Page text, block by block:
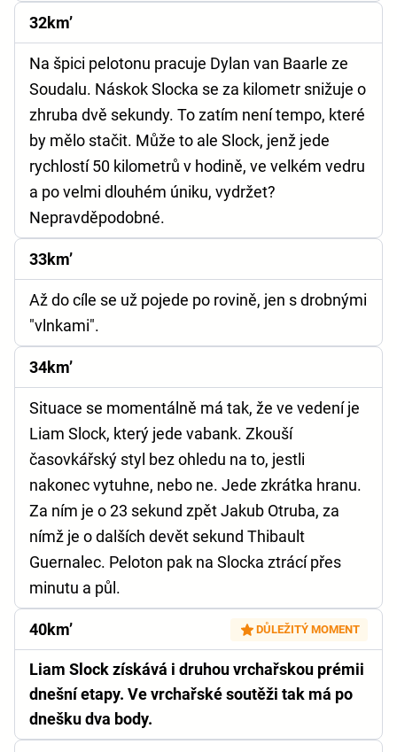
32km’
Na špici pelotonu pracuje Dylan van Baarle ze
Soudalu. Náskok Slocka se za kilometr snižuje o
zhruba dvě sekundy. To zatím není tempo, které
by mělo stačit. Může to ale Slock, jenž jede
rychlostí 50 kilometrů v hodině, ve velkém vedru
a po velmi dlouhém úniku, vydržet?
Nepravděpodobné.
33km’
Až do cíle se už pojede po rovině, jen s drobnými
"vlnkami".
34km’
Situace se momentálně má tak, že ve vedení je
Liam Slock, který jede vabank. Zkouší
časovkářský styl bez ohledu na to, jestli
nakonec vytuhne, nebo ne. Jede zkrátka hranu.
Za ním je o 23 sekund zpět Jakub Otruba, za
nímž je o dalších devět sekund Thibault
Guernalec. Peloton pak na Slocka ztrácí přes
minutu a půl.
40km’ DŮLEŽITÝ MOMENT
Liam Slock získává i druhou vrchařskou prémii
dnešní etapy. Ve vrchařské soutěži tak má po
dnešku dva body.